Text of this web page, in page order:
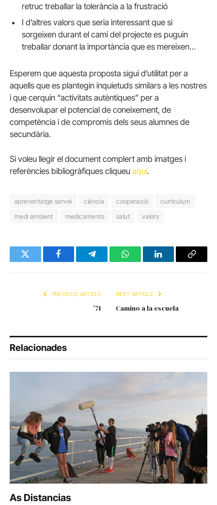
retruc treballar la tolerància a la frustració
I d’altres valors que seria interessant que si
sorgeixen durant el camí del projecte es puguin
treballar donant la importància que es mereixen…
Esperem que aquesta proposta sigui d’utilitat per a
aquells que es plantegin inquietuds similars a les nostres
i que cerquin “activitats autèntiques” per a
desenvolupar el potencial de coneixement, de
competència i de compromís dels seus alumnes de
secundària.
Si voleu llegir el document complert amb imatges i
referències bibliogràfiques cliqueu aquí.
aprenentatge servei ciència cooperació
currículum
medi ambient
medicaments salut valors
Twitter FacebookTelegramWhatsAppLinkedInCopy
PREVIOUS ARTICLE
’71
NEXT ARTICLE
Camino a la escuela
Relacionades
As Distancias